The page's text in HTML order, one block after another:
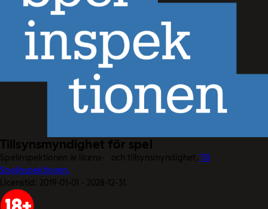
Tillsynsmyndighet för spel
Spelinspektionen är licens- och tillsynsmyndighet.Till
Spelinspektionen.
Licenstid: 2019-01-01 - 2028-12-31.